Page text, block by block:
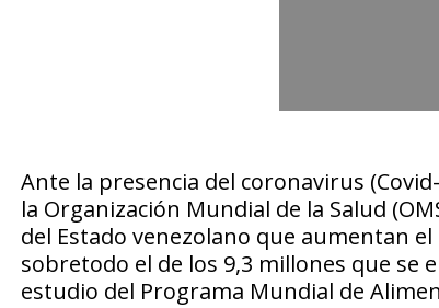
Ante la presencia del coronavirus
la Organización Mundial de la Salud
del Estado venezolano que aumentan
sobretodo el de los 9,3 millones que
estudio del Programa Mundial de